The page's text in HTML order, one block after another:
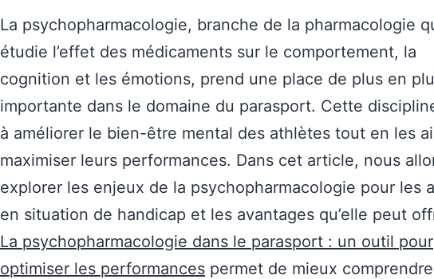
La psychopharmacologie, branche de la pharmacologie
étudie l’effet des médicaments sur le comportement, la
cognition et les émotions, prend une place de plus en
importante dans le domaine du parasport. Cette
à améliorer le bien-être mental des athlètes tout en les
maximiser leurs performances. Dans cet article, nous
explorer les enjeux de la psychopharmacologie pour les
en situation de handicap et les avantages qu’elle peut
La psychopharmacologie dans le parasport : un outil pour
optimiser les performances permet de mieux comprendre